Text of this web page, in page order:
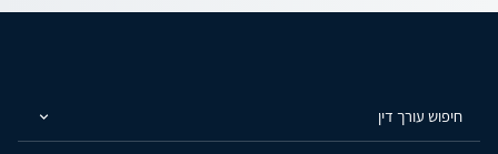
חיפוש עורך דין